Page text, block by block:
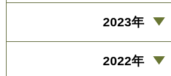
2023年
2022年